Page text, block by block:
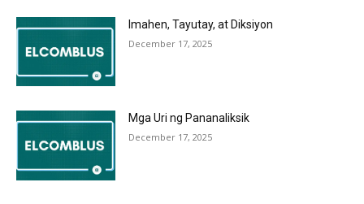
Imahen, Tayutay, at Diksiyon
December 17, 2025
Mga Uri ng Pananaliksik
December 17, 2025